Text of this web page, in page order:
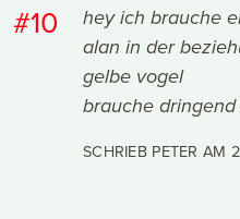
#10
hey ich brauche
alan in der
gelbe vogel
brauche dringend
SCHRIEB PETER AM